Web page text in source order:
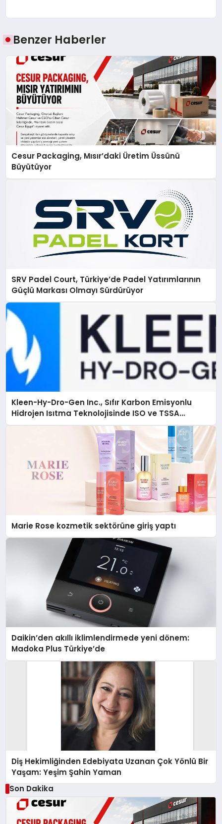
Benzer Haberler
Cesur Packaging, Mısır’daki Üretim Üssünü
Büyütüyor
SRV Padel Court, Türkiye’de Padel Yatırımlarının
Güçlü Markası Olmayı Sürdürüyor
Kleen-Hy-Dro-Gen Inc., Sıfır Karbon Emisyonlu
Hidrojen Isıtma Teknolojisinde ISO ve TSSA
Düzenleyici Onaylarını Aldı
Marie Rose kozmetik sektörüne giriş yaptı
Daikin’den akıllı iklimlendirmede yeni dönem:
Madoka Plus Türkiye’de
Diş Hekimliğinden Edebiyata Uzanan Çok Yönlü Bir
Yaşam: Yeşim Şahin Yaman
Son Dakika